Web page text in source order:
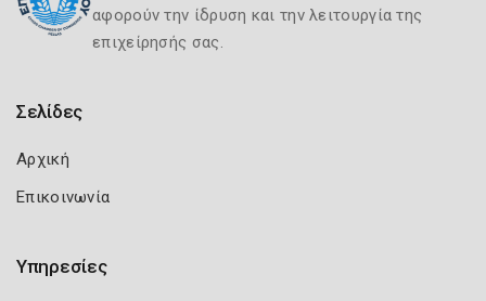
αφορούν την ίδρυση και την λειτουργία της
επιχείρησής σας.
Σελίδες
Αρχική
Επικοινωνία
Υπηρεσίες